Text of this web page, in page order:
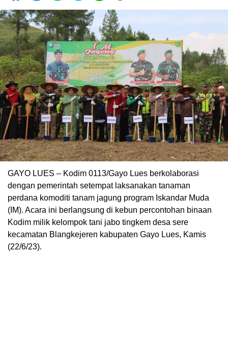
GAYO LUES – Kodim 0113/Gayo Lues berkolaborasi
dengan pemerintah setempat laksanakan tanaman
perdana komoditi tanam jagung program Iskandar Muda
(IM). Acara ini berlangsung di kebun percontohan binaan
Kodim milik kelompok tani jabo tingkem desa sere
kecamatan Blangkejeren kabupaten Gayo Lues, Kamis
(22/6/23).